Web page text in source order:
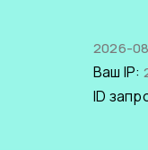
2026-
Ваш IP:
ID